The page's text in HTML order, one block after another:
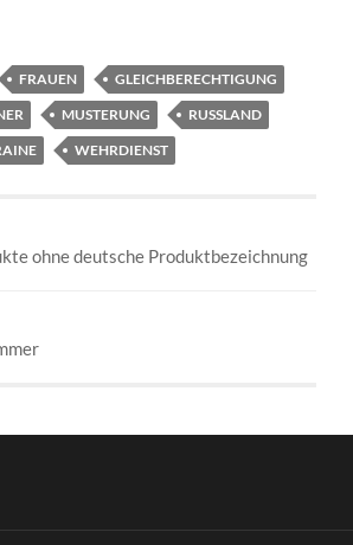
FRAUEN
GLEICHBERECHTIGUNG
MUSTERUNG
RUSSLAND
WEHRDIENST
ohne deutsche Produktbezeichnung